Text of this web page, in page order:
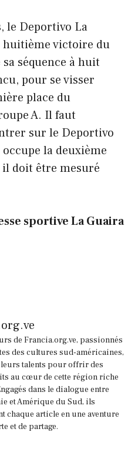
le Deportivo La
huitième victoire du
séquence à huit
pour se visser
place du
A. Il faut
sur le Deportivo
la deuxième
il doit être mesuré
sportive La Guaira
de Francia.org.ve, passionnés
des cultures sud-américaines,
talents pour offrir des
au cœur de cette région riche
dans le dialogue entre
et Amérique du Sud, ils
chaque article en une aventure
et de partage.